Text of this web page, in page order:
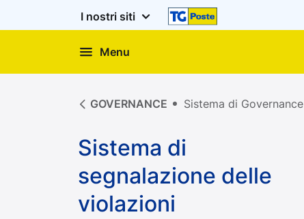
I nostri siti
Menu
GOVERNANCE Sistema di Governance
Sistema di
segnalazione delle
violazioni